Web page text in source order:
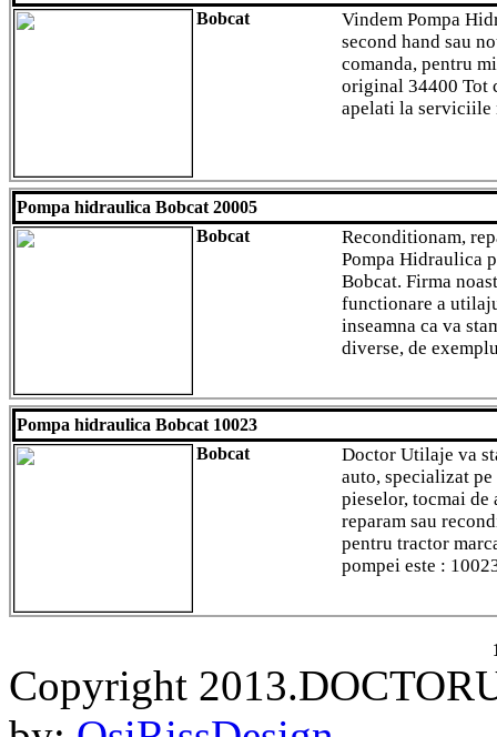
Bobcat
Vindem Pompa
second hand sau
comanda, pentru
original 34400 Tot
apelati la serviciile
Pompa hidraulica Bobcat 20005
Bobcat
Reconditionam,
Pompa Hidraulica
Bobcat. Firma
functionare a
inseamna ca va
diverse, de
Pompa hidraulica Bobcat 10023
Bobcat
Doctor Utilaje va
auto, specializat
pieselor, tocmai de
reparam sau
pentru tractor
pompei este :
Copyright